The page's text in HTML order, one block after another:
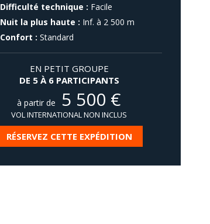
Difficulté technique : Facile
Nuit la plus haute : Inf. à 2 500 m
Confort : Standard
EN PETIT GROUPE
DE 5 À 6 PARTICIPANTS
à partir de 5 500 €
VOL INTERNATIONAL NON INCLUS
RÉSERVEZ CETTE EXPÉDITION